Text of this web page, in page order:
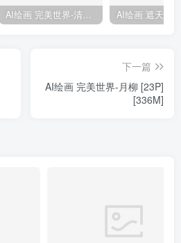
AI绘画 完美世界-清漪 [86P] [1173M]
下一篇
AI绘画 完美世界-月柳 [23P]
[336M]